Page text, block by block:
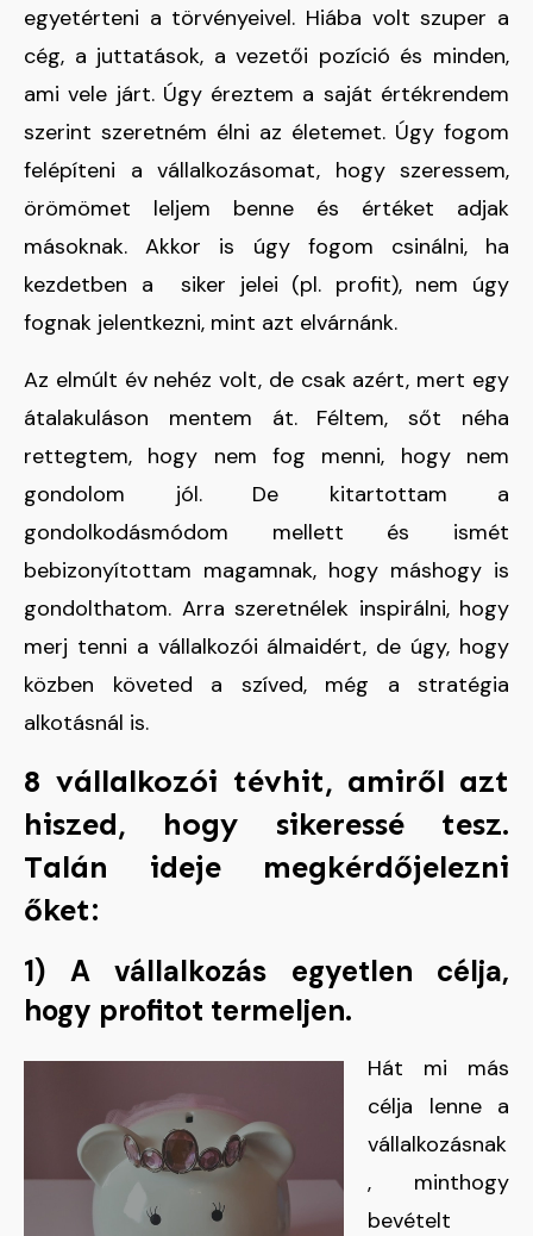
egyetérteni a törvényeivel. Hiába volt szuper a
cég, a juttatások, a vezetői pozíció és minden,
ami vele járt. Úgy éreztem a saját értékrendem
szerint szeretném élni az életemet. Úgy fogom
felépíteni a vállalkozásomat, hogy szeressem,
örömömet leljem benne és értéket adjak
másoknak. Akkor is úgy fogom csinálni, ha
kezdetben a siker jelei (pl. profit), nem úgy
fognak jelentkezni, mint azt elvárnánk.
Az elmúlt év nehéz volt, de csak azért, mert egy
átalakuláson mentem át. Féltem, sőt néha
rettegtem, hogy nem fog menni, hogy nem
gondolom jól. De kitartottam a
gondolkodásmódom mellett és ismét
bebizonyítottam magamnak, hogy máshogy is
gondolthatom. Arra szeretnélek inspirálni, hogy
merj tenni a vállalkozói álmaidért, de úgy, hogy
közben követed a szíved, még a stratégia
alkotásnál is.
8 vállalkozói tévhit, amiről azt
hiszed, hogy sikeressé tesz.
Talán ideje megkérdőjelezni
őket:
1) A vállalkozás egyetlen célja,
hogy profitot termeljen.
Hát mi más
célja lenne a
vállalkozásnak
, minthogy
bevételt